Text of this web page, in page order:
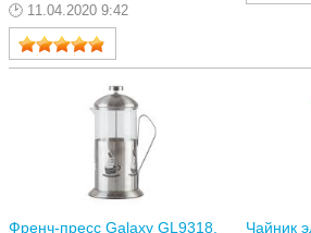
11.04.2020 9:42
Френч-пресс Galaxy GL9318, Чайник